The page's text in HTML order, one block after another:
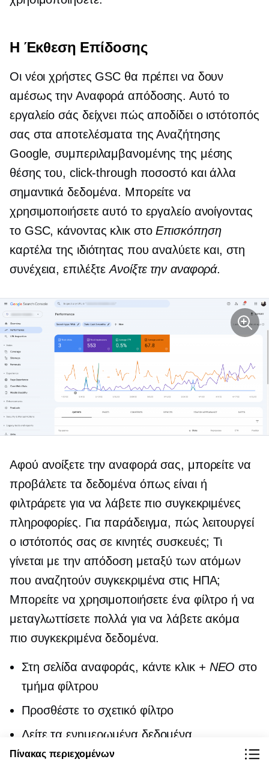
Η Έκθεση Επίδοσης
Οι νέοι χρήστες GSC θα πρέπει να δουν
αμέσως την Αναφορά απόδοσης. Αυτό το
εργαλείο σάς δείχνει πώς αποδίδει ο ιστότοπός
σας στα αποτελέσματα της Αναζήτησης
Google, συμπεριλαμβανομένης της μέσης
θέσης του, click-through ποσοστό και άλλα
σημαντικά δεδομένα. Μπορείτε να
χρησιμοποιήσετε αυτό το εργαλείο ανοίγοντας
το GSC, κάνοντας κλικ στοΕπισκόπηση
καρτέλα της ιδιότητας που αναλύετε και, στη
συνέχεια, επιλέξτεΑνοίξτε την αναφορά.
Αφού ανοίξετε την αναφορά σας, μπορείτε να
προβάλετε τα δεδομένα όπως είναιή
φιλτράρετε για να λάβετε πιο συγκεκριμένες
πληροφορίες. Για παράδειγμα, πώς λειτουργεί
ο ιστότοπός σας σε κινητές συσκευές; Τι
γίνεται με την απόδοση μεταξύ των ατόμων
που αναζητούν συγκεκριμένα στις ΗΠΑ;
Μπορείτε να χρησιμοποιήσετε ένα φίλτρο ή να
μεταγλωττίσετε πολλά για να λάβετε ακόμα
πιο συγκεκριμένα δεδομένα.
Στη σελίδα αναφοράς, κάντε κλικ + ΝΕΟ στο
τμήμα φίλτρου
Προσθέστε το σχετικό φίλτρο
Δείτε τα ενημερωμένα δεδομένα
Πίνακας περιεχομένων